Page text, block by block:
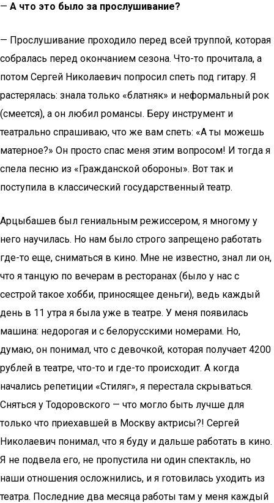
— А что это было за прослушивание?
— Прослушивание проходило перед всей труппой, которая
собралась перед окончанием сезона. Что-то прочитала, а
потом Сергей Николаевич попросил спеть под гитару. Я
растерялась: знала только «блатняк» и неформальный рок
(смеется), а он любил романсы. Беру инструмент и
театрально спрашиваю, что же вам спеть: «А ты можешь
матерное?» Он просто спас меня этим вопросом! И тогда я
спела песню из «Гражданской обороны». Вот так и
поступила в классический государственный театр.
Арцыбашев был гениальным режиссером, я многому у
него научилась. Но нам было строго запрещено работать
где-то еще, сниматься в кино. Мне не известно, знал ли он,
что я танцую по вечерам в ресторанах (было у нас с
сестрой такое хобби, приносящее деньги), ведь каждый
день в 11 утра я была уже в театре. У меня появилась
машина: недорогая и с белорусскими номерами. Но,
думаю, он понимал, что с девочкой, которая получает 4200
рублей в театре, что-то и где-то происходит. А когда
начались репетиции «Стиляг», я перестала скрываться.
Сняться у Тодоровского — что могло быть лучше для
только что приехавшей в Москву актрисы?! Сергей
Николаевич понимал, что я буду и дальше работать в кино.
Я не подвела его, не пропустила ни один спектакль, но
наши отношения осложнились, и я готовилась уходить из
театра. Последние два месяца работы там у меня каждый